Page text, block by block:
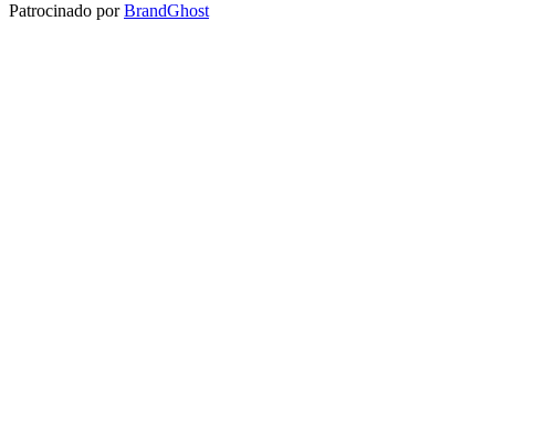
Patrocinado por BrandGhost